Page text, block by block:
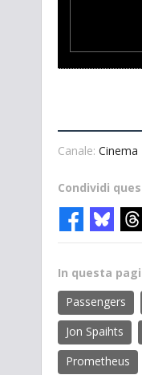
Canale: Cinema
Condividi
In questa
Passengers
Jon Spaihts
Prometheus